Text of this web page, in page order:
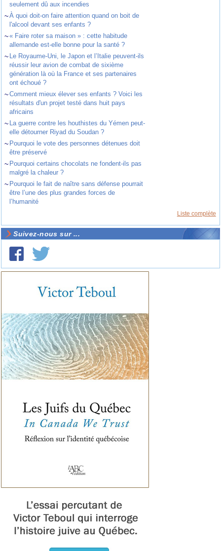
seulement dû aux incendies
~À quoi doit-on faire attention quand on boit de
l'alcool devant ses enfants ?
~« Faire roter sa maison » : cette habitude
allemande est-elle bonne pour la santé ?
~ Le Royaume-Uni, le Japon et l’Italie peuvent-ils
réussir leur avion de combat de sixième
génération là où la France et ses partenaires
ont échoué ?
~Comment mieux élever ses enfants ? Voici les
résultats d'un projet testé dans huit pays
africains
~ La guerre contre les houthistes du Yémen peut-
elle détourner Riyad du Soudan ?
~ Pourquoi le vote des personnes détenues doit
être préservé
~ Pourquoi certains chocolats ne fondent-ils pas
malgré la chaleur ?
~ Pourquoi le fait de naître sans défense pourrait
être l’une des plus grandes forces de
l’humanité
Liste complète
Suivez-nous sur ...